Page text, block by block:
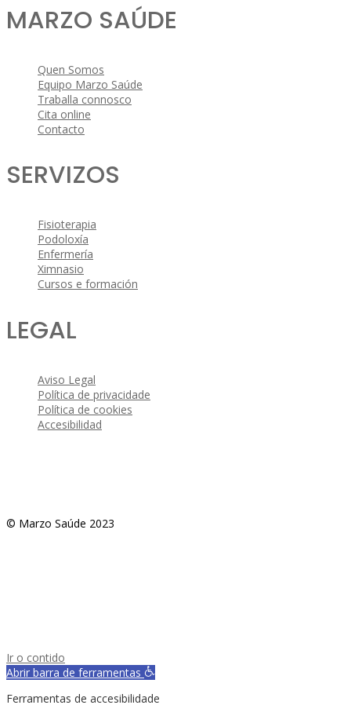
MARZO SAÚDE
Quen Somos
Equipo Marzo Saúde
Traballa connosco
Cita online
Contacto
SERVIZOS
Fisioterapia
Podoloxía
Enfermería
Ximnasio
Cursos e formación
LEGAL
Aviso Legal
Política de privacidade
Política de cookies
Accesibilidad
© Marzo Saúde 2023
Ir o contido
Abrir barra de ferramentas
Ferramentas de accesibilidade